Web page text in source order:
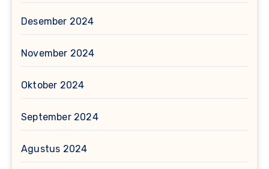
Desember 2024
November 2024
Oktober 2024
September 2024
Agustus 2024